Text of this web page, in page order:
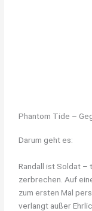
Phantom Tide –
Darum geht es:
Randall ist Soldat –
zerbrechen. Auf
zum ersten Mal
verlangt außer